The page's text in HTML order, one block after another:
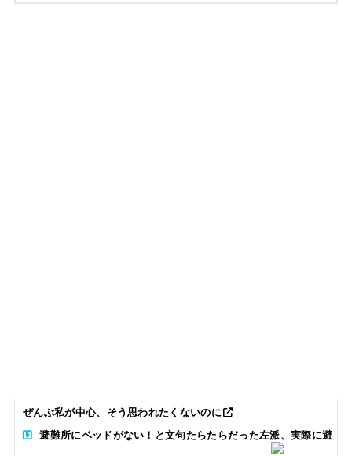
ぜんぶ私が中心、そう思われたくないのに
避難所にベッドがない！と文句たらたらだった左派、実際に避